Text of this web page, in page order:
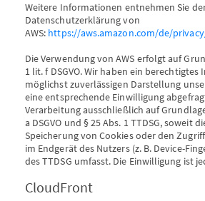
Weitere Informationen entnehmen Sie
Datenschutzerklärung von
AWS: https://aws.amazon.com/de/
Die Verwendung von AWS erfolgt auf
1 lit. f DSGVO. Wir haben ein berechtigtes
möglichst zuverlässigen Darstellung
eine entsprechende Einwilligung
Verarbeitung ausschließlich auf
a DSGVO und § 25 Abs. 1 TTDSG, soweit
Speicherung von Cookies oder den
im Endgerät des Nutzers (z. B. Device-
des TTDSG umfasst. Die Einwilligung ist
CloudFront